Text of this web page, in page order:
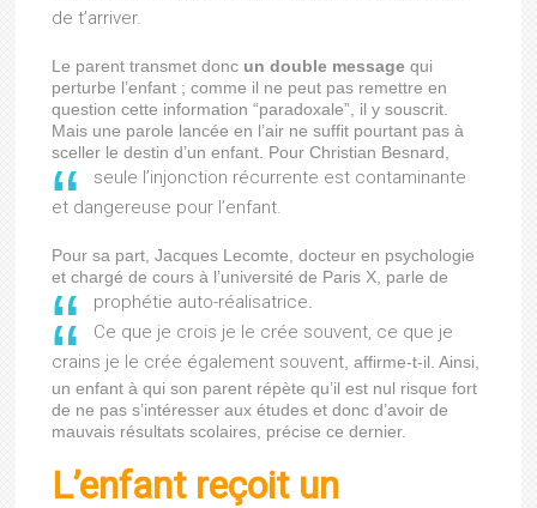
de t’arriver.
Le parent transmet donc un double message qui
perturbe l’enfant ; comme il ne peut pas remettre en
question cette information “paradoxale”, il y souscrit.
Mais une parole lancée en l’air ne suffit pourtant pas à
sceller le destin d’un enfant. Pour Christian Besnard,
seule l’injonction récurrente est contaminante
et dangereuse pour l’enfant.
Pour sa part, Jacques Lecomte, docteur en psychologie
et chargé de cours à l’université de Paris X, parle de
prophétie auto-réalisatrice
Ce que je crois je le crée souvent, ce que je
crains je le crée également souvent , affirme-t-il. Ainsi,
un enfant à qui son parent répète qu’il est nul risque fort
de ne pas s’intéresser aux études et donc d’avoir de
mauvais résultats scolaires, précise ce dernier.
L’enfant reçoit un